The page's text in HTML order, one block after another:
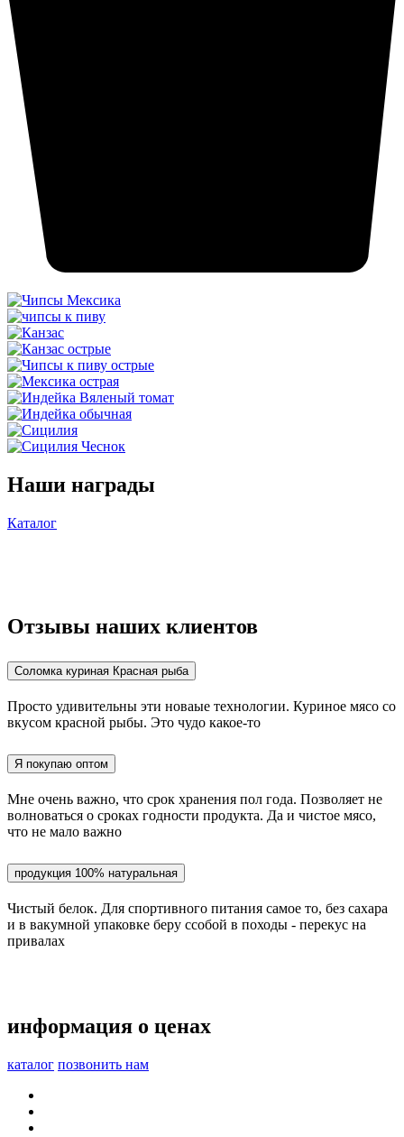
Наши награды
Каталог
Отзывы наших клиентов
Соломка куриная Красная рыба
Просто удивительны эти новаые технологии. Куриное мясо со
вкусом красной рыбы. Это чудо какое-то
Я покупаю оптом
Мне очень важно, что срок хранения пол года. Позволяет не
волноваться о сроках годности продукта. Да и чистое мясо,
что не мало важно
продукция 100% натуральная
Чистый белок. Для спортивного питания самое то, без сахара
и в вакумной упаковке беру ссобой в походы - перекус на
привалах
информация о ценах
каталог позвонить нам